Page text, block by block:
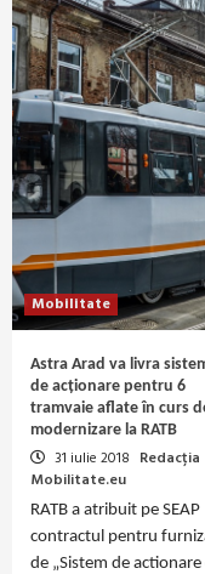
Mobilitate
Astra Arad va livra
de acționare pentru 6
tramvaie aflate în curs
modernizare la RATB
31 iulie 2018 Redacția
Mobilitate.eu
RATB a atribuit pe SEAP
contractul pentru
de „Sistem de actionare